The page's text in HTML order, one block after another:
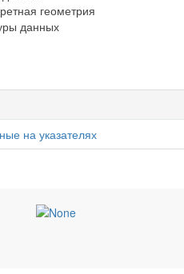
геометрия
данных
на указателях